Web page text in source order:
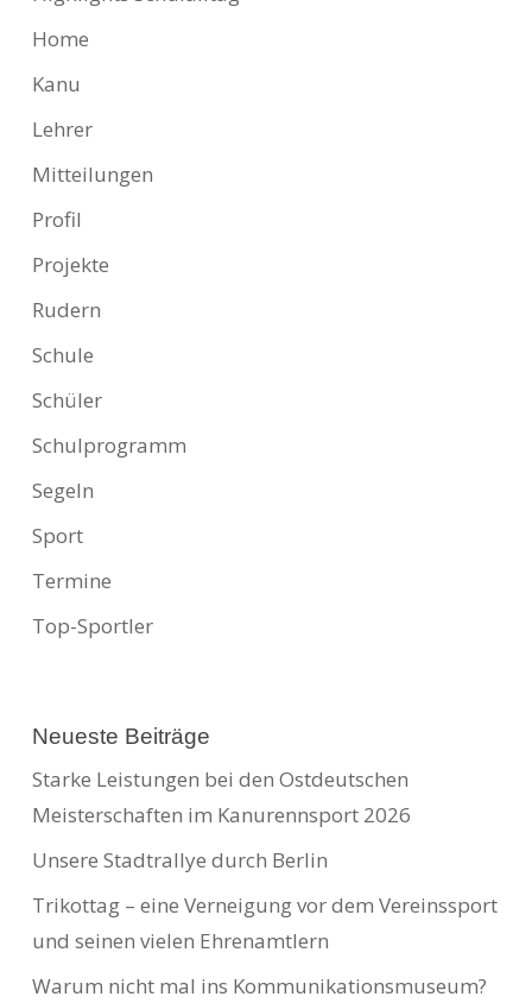
Home
Kanu
Lehrer
Mitteilungen
Profil
Projekte
Rudern
Schule
Schüler
Schulprogramm
Segeln
Sport
Termine
Top-Sportler
Neueste Beiträge
Starke Leistungen bei den Ostdeutschen
Meisterschaften im Kanurennsport 2026
Unsere Stadtrallye durch Berlin
Trikottag – eine Verneigung vor dem Vereinssport
und seinen vielen Ehrenamtlern
Warum nicht mal ins Kommunikationsmuseum?